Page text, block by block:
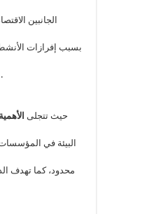
الجانبين
بسبب إفرازات
الصناعي من خلال تقييم الآليات التي فرضتها الحكومة الجزائرية لحماية البيئة من التلوث الصناعي.
حيث تتجلى
البيئة في
محدود، كما تهدف